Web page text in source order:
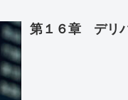
第１６章 デリ